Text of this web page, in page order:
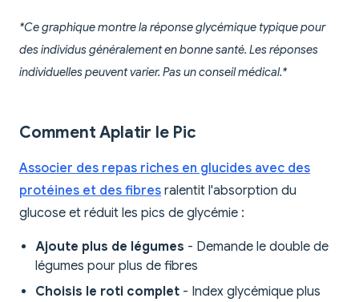
*Ce graphique montre la réponse glycémique typique pour
des individus généralement en bonne santé. Les réponses
individuelles peuvent varier. Pas un conseil médical.*
Comment Aplatir le Pic
Associer des repas riches en glucides avec des
protéines et des fibres ralentit l'absorption du
glucose et réduit les pics de glycémie :
Ajoute plus de légumes - Demande le double de
légumes pour plus de fibres
Choisis le roti complet - Index glycémique plus